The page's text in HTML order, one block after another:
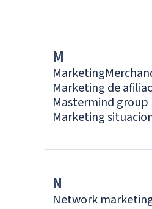
M
Marketing
Marketing de
Mastermind group
Marketing
N
Network